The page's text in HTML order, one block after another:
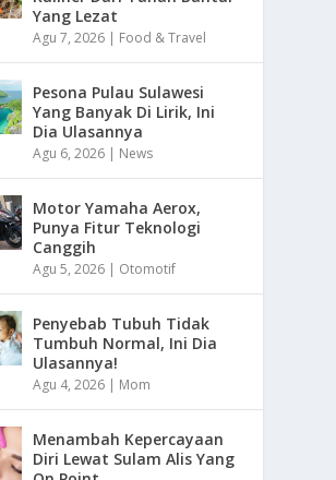
Yang Lezat
Agu 7, 2026 | Food & Travel
Pesona Pulau Sulawesi
Yang Banyak Di Lirik, Ini
Dia Ulasannya
Agu 6, 2026 | News
Motor Yamaha Aerox,
Punya Fitur Teknologi
Canggih
Agu 5, 2026 | Otomotif
Penyebab Tubuh Tidak
Tumbuh Normal, Ini Dia
Ulasannya!
Agu 4, 2026 | Mom
Menambah Kepercayaan
Diri Lewat Sulam Alis Yang